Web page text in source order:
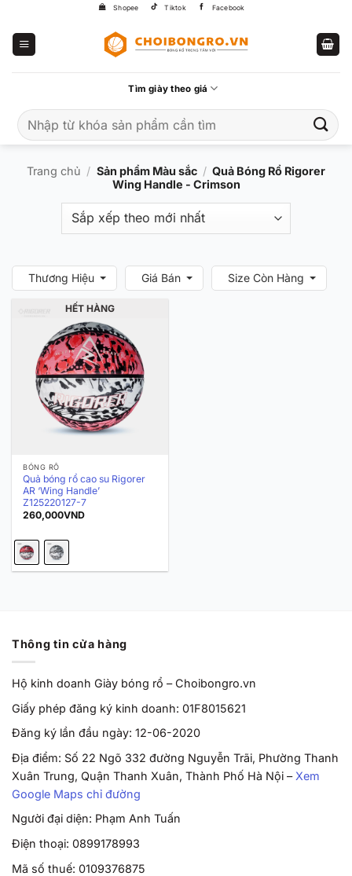
Shopee Tiktok Facebook
Tìm giày theo giá
kiếm:
Trang chủ / Sản phẩm Màu sắc / Quả Bóng Rổ Rigorer
Wing Handle - Crimson
Thương Hiệu Giá Bán Size Còn Hàng
HẾT HÀNG
BÓNG RỔ
Quả bóng rổ cao su Rigorer
AR ‘Wing Handle’
Z125220127-7
260,000VND
Thông tin cửa hàng
Hộ kinh doanh Giày bóng rổ – Choibongro.vn
Giấy phép đăng ký kinh doanh: 01F8015621
Đăng ký lần đầu ngày: 12-06-2020
Địa điểm: Số 22 Ngõ 332 đường Nguyễn Trãi, Phường Thanh
Xuân Trung, Quận Thanh Xuân, Thành Phố Hà Nội – Xem
Google Maps chỉ đường
Người đại diện: Phạm Anh Tuấn
Điện thoại: 0899178993
Mã số thuế: 0109376875